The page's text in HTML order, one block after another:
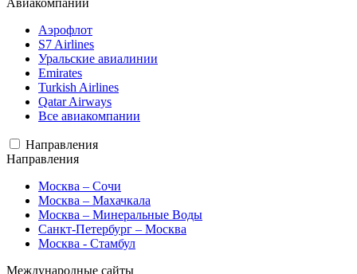
Авиакомпании
Аэрофлот
S7 Airlines
Уральские авиалинии
Emirates
Turkish Airlines
Qatar Airways
Все авиакомпании
Направления
Направления
Москва – Сочи
Москва – Махачкала
Москва – Минеральные Воды
Санкт-Петербург – Москва
Москва - Стамбул
Международные сайты